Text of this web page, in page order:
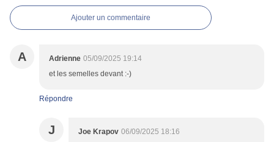
Ajouter un commentaire
A Adrienne 05/09/2025 19:14
et les semelles devant :-)
Répondre
J Joe Krapov 06/09/2025 18:16